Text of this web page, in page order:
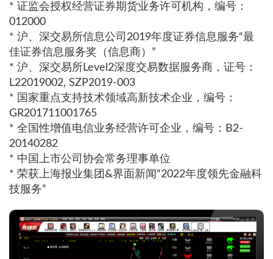
* 证监会授权经营证券期货业务许可机构，编号：
012000
* 沪、深交易所信息公司2019年度证券信息服务“最
佳证券信息服务奖（信息商）”
* 沪、深交易所Level2深度交易数据服务商，证号：
L22019002, SZP2019-003
* 国家重点支持技术领域高新技术企业，编号：
GR201711001765
* 全国性增值电信业务经营许可企业，编号：B2-
20140282
* 中国上市公司协会常务理事单位
* 荣获上海报业集团&界面新闻“2022年度领先金融科
技服务”